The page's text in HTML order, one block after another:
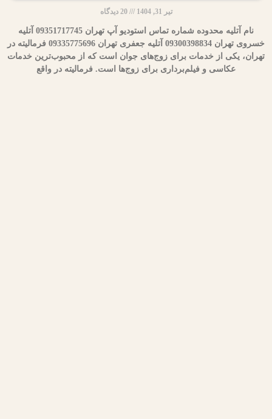
تیر 31, 1404 20 دیدگاه
نام آتلیه محدوده شماره تماس استودیو آپ تهران 09351717745 آتلیه
خسروی تهران 09300398834 آتلیه جعفری تهران 09335775696 فرمالیته در
تهران، یکی از خدمات برای زوج‌های جوان است که از محبوب‌ترین خدمات
عکاسی و فیلم‌برداری برای زوج‌ها است. فرمالیته در واقع